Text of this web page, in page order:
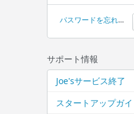
パスワードを忘れた場合
サポート情報
Joe'sサービス終了
スタートアップガイ